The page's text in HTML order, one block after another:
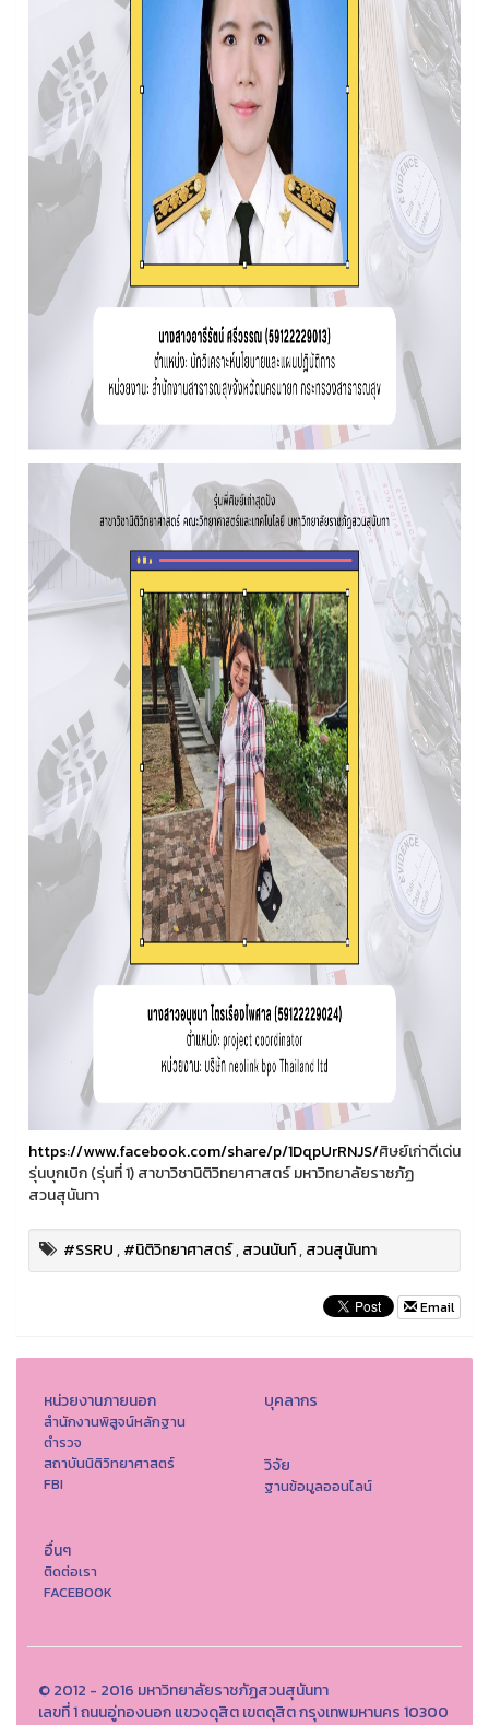
https://www.facebook.com/share/p/1DqpUrRNJS/ศิษย์เก่าดีเด่น
รุ่นบุกเบิก (รุ่นที่ 1) สาขาวิชานิติวิทยาศาสตร์ มหาวิทยาลัยราชภัฏ
สวนสุนันทา
#SSRU,#นิติวิทยาศาสตร์,สวนนันท์,สวนสุนันทา
Email
หน่วยงานภายนอก
สำนักงานพิสูจน์หลักฐาน
ตำรวจ
สถาบันนิติวิทยาศาสตร์
FBI
บุคลากร
วิจัย
ฐานข้อมูลออนไลน์
อื่นๆ
ติดต่อเรา
FACEBOOK
© 2012 - 2016 มหาวิทยาลัยราชภัฏสวนสุนันทา
เลขที่ 1 ถนนอู่ทองนอก แขวงดุสิต เขตดุสิต กรุงเทพมหานคร 10300